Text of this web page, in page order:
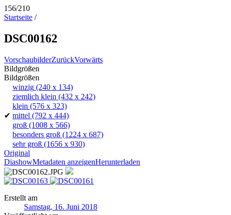
156/210
Startseite /
DSC00162
VorschaubilderZurückVorwärts
Bildgrößen
Bildgrößen
winzig (240 x 134)
ziemlich klein (432 x 242)
klein (576 x 323)
✔ mittel (792 x 444)
groß (1008 x 566)
besonders groß (1224 x 687)
sehr groß (1656 x 930)
Original
DiashowMetadaten anzeigenHerunterladen
Erstellt am
Samstag, 16. Juni 2018